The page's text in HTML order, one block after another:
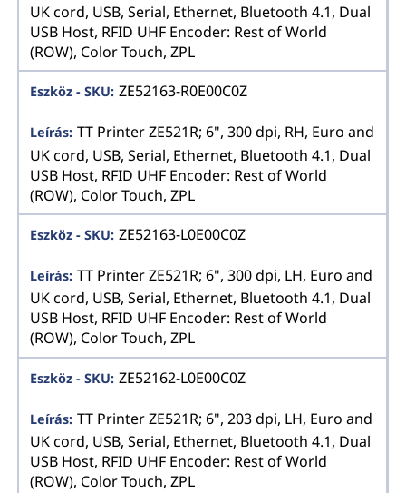
UK cord, USB, Serial, Ethernet, Bluetooth 4.1, Dual
USB Host, RFID UHF Encoder: Rest of World
(ROW), Color Touch, ZPL
ZE52163-R0E00C0Z
TT Printer ZE521R; 6", 300 dpi, RH, Euro and
UK cord, USB, Serial, Ethernet, Bluetooth 4.1, Dual
USB Host, RFID UHF Encoder: Rest of World
(ROW), Color Touch, ZPL
ZE52163-L0E00C0Z
TT Printer ZE521R; 6", 300 dpi, LH, Euro and
UK cord, USB, Serial, Ethernet, Bluetooth 4.1, Dual
USB Host, RFID UHF Encoder: Rest of World
(ROW), Color Touch, ZPL
ZE52162-L0E00C0Z
TT Printer ZE521R; 6", 203 dpi, LH, Euro and
UK cord, USB, Serial, Ethernet, Bluetooth 4.1, Dual
USB Host, RFID UHF Encoder: Rest of World
(ROW), Color Touch, ZPL